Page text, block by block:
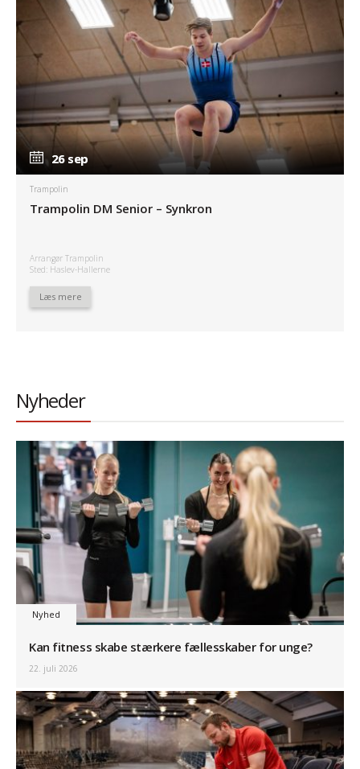
26 sep
26 sep
Trampolin
Trampolin DM Senior – Synkron
Arrangør Trampolin
Sted: Haslev-Hallerne
Læs mere
Nyheder
Nyhed
Kan fitness skabe stærkere fællesskaber for unge?
22. juli 2026